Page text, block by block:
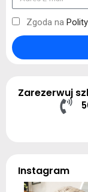
Zgoda na
Zarezerwuj
Instagram